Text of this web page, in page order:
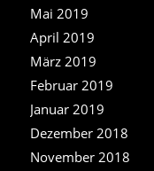
Mai 2019
April 2019
März 2019
Februar 2019
Januar 2019
Dezember 2018
November 2018